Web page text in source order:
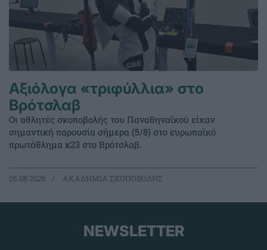
Αξιόλογα «τριφύλλια» στο
Βρότσλαβ
Οι αθλητές σκοποβολής του Παναθηναϊκού είχαν
σημαντική παρουσία σήμερα (5/8) στο ευρωπαϊκό
πρωτάθλημα κ23 στο Βρότσλαβ.
05.08.2026 ΑΚΑΔΗΜΙΑ ΣΚΟΠΟΒΟΛΗΣ
NEWSLETTER